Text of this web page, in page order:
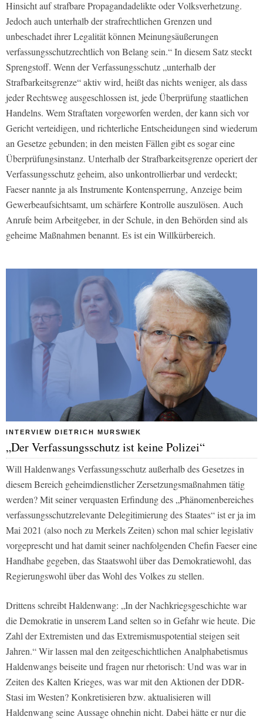
Hinsicht auf strafbare Propagandadelikte oder Volksverhetzung.
Jedoch auch unterhalb der strafrechtlichen Grenzen und
unbeschadet ihrer Legalität können Meinungsäußerungen
verfassungsschutzrechtlich von Belang sein.“ In diesem Satz steckt
Sprengstoff. Wenn der Verfassungsschutz „unterhalb der
Strafbarkeitsgrenze“ aktiv wird, heißt das nichts weniger, als dass
jeder Rechtsweg ausgeschlossen ist, jede Überprüfung staatlichen
Handelns. Wem Straftaten vorgeworfen werden, der kann sich vor
Gericht verteidigen, und richterliche Entscheidungen sind wiederum
an Gesetze gebunden; in den meisten Fällen gibt es sogar eine
Überprüfungsinstanz. Unterhalb der Strafbarkeitsgrenze operiert der
Verfassungsschutz geheim, also unkontrollierbar und verdeckt;
Faeser nannte ja als Instrumente Kontensperrung, Anzeige beim
Gewerbeaufsichtsamt, um schärfere Kontrolle auszulösen. Auch
Anrufe beim Arbeitgeber, in der Schule, in den Behörden sind als
geheime Maßnahmen benannt. Es ist ein Willkürbereich.
INTERVIEW DIETRICH MURSWIEK
„Der Verfassungsschutz ist keine Polizei“
Will Haldenwangs Verfassungsschutz außerhalb des Gesetzes in
diesem Bereich geheimdienstlicher Zersetzungsmaßnahmen tätig
werden? Mit seiner verquasten Erfindung des „Phänomenbereiches
verfassungsschutzrelevante Delegitimierung des Staates“ ist er ja im
Mai 2021 (also noch zu Merkels Zeiten) schon mal schier legislativ
vorgeprescht und hat damit seiner nachfolgenden Chefin Faeser eine
Handhabe gegeben, das Staatswohl über das Demokratiewohl, das
Regierungswohl über das Wohl des Volkes zu stellen.
Drittens schreibt Haldenwang: „In der Nachkriegsgeschichte war
die Demokratie in unserem Land selten so in Gefahr wie heute. Die
Zahl der Extremisten und das Extremismuspotential steigen seit
Jahren.“ Wir lassen mal den zeitgeschichtlichen Analphabetismus
Haldenwangs beiseite und fragen nur rhetorisch: Und was war in
Zeiten des Kalten Krieges, was war mit den Aktionen der DDR-
Stasi im Westen? Konkretisieren bzw. aktualisieren will
Haldenwang seine Aussage ohnehin nicht. Dabei hätte er nur die